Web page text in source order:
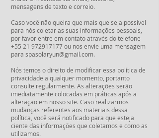
mensagens de texto e correio.
Caso você não queira que mais que seja possível
para nós coletar as suas informações pessoais,
por favor entre em contato através do telefone
+55 21 972917177ou nos envie uma mensagem
para spasolaryun@gmail.com.
Nós temos o direito de modificar essa política de
privacidade a qualquer momento, portanto
consulte regularmente. As alterações serão
imediatamente colocadas em práticas após a
alteração em nosso site. Caso realizarmos
mudanças referentes aos materiais dessa
política, você será notificado para que esteja
ciente das informações que coletamos e como as
utilizamos.